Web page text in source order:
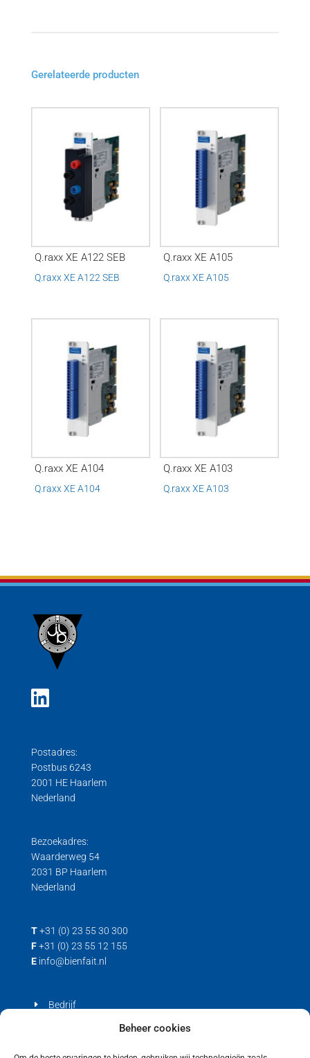
Beheer cookies
Gerelateerde producten
Q.raxx XE A122 SEB
Q.raxx XE A122 SEB
Q.raxx XE A105
Q.raxx XE A105
Q.raxx XE A104
Q.raxx XE A104
Q.raxx XE A103
Q.raxx XE A103
Postadres:
Postbus 6243
2001 HE Haarlem
Nederland
Bezoekadres:
Waarderweg 54
2031 BP Haarlem
Nederland
T +31 (0) 23 55 30 300
F +31 (0) 23 55 12 155
E info@bienfait.nl
Bedrijf